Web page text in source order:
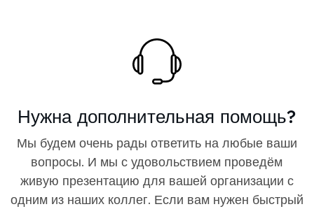
Нужна дополнительная помощь?
Мы будем очень рады ответить на любые ваши
вопросы. И мы с удовольствием проведём
живую презентацию для вашей организации с
одним из наших коллег. Если вам нужен быстрый